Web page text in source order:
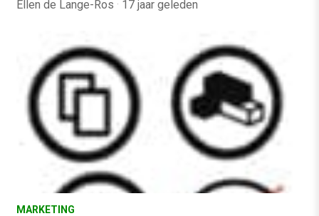
Ellen de Lange-Ros · 17 jaar geleden
MARKETING